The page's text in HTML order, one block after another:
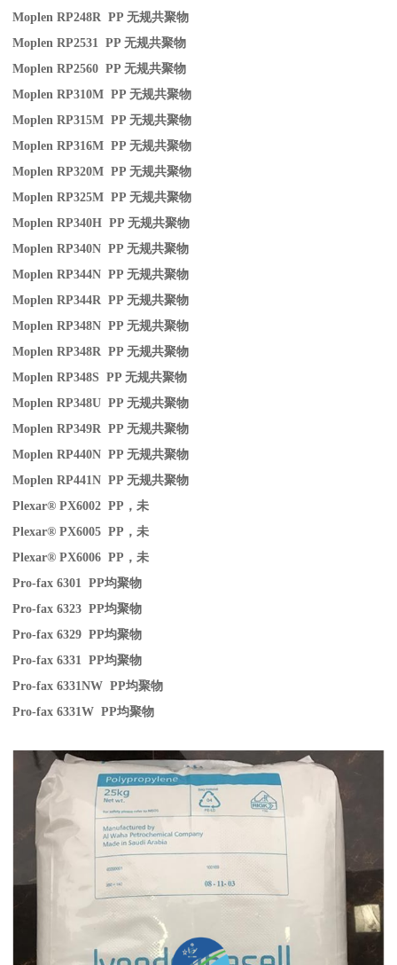
Moplen RP248R PP无规共聚物
Moplen RP2531 PP无规共聚物
Moplen RP2560 PP无规共聚物
Moplen RP310M PP无规共聚物
Moplen RP315M PP无规共聚物
Moplen RP316M PP无规共聚物
Moplen RP320M PP无规共聚物
Moplen RP325M PP无规共聚物
Moplen RP340H PP无规共聚物
Moplen RP340N PP无规共聚物
Moplen RP344N PP无规共聚物
Moplen RP344R PP无规共聚物
Moplen RP348N PP无规共聚物
Moplen RP348R PP无规共聚物
Moplen RP348S PP无规共聚物
Moplen RP348U PP无规共聚物
Moplen RP349R PP无规共聚物
Moplen RP440N PP无规共聚物
Moplen RP441N PP无规共聚物
Plexar® PX6002 PP ，未
Plexar® PX6005 PP ，未
Plexar® PX6006 PP ，未
Pro-fax 6301 PP均聚物
Pro-fax 6323 PP均聚物
Pro-fax 6329 PP均聚物
Pro-fax 6331 PP均聚物
Pro-fax 6331NW PP均聚物
Pro-fax 6331W PP均聚物